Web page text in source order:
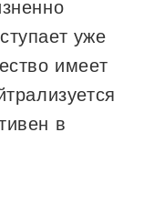
уже
имеет
в